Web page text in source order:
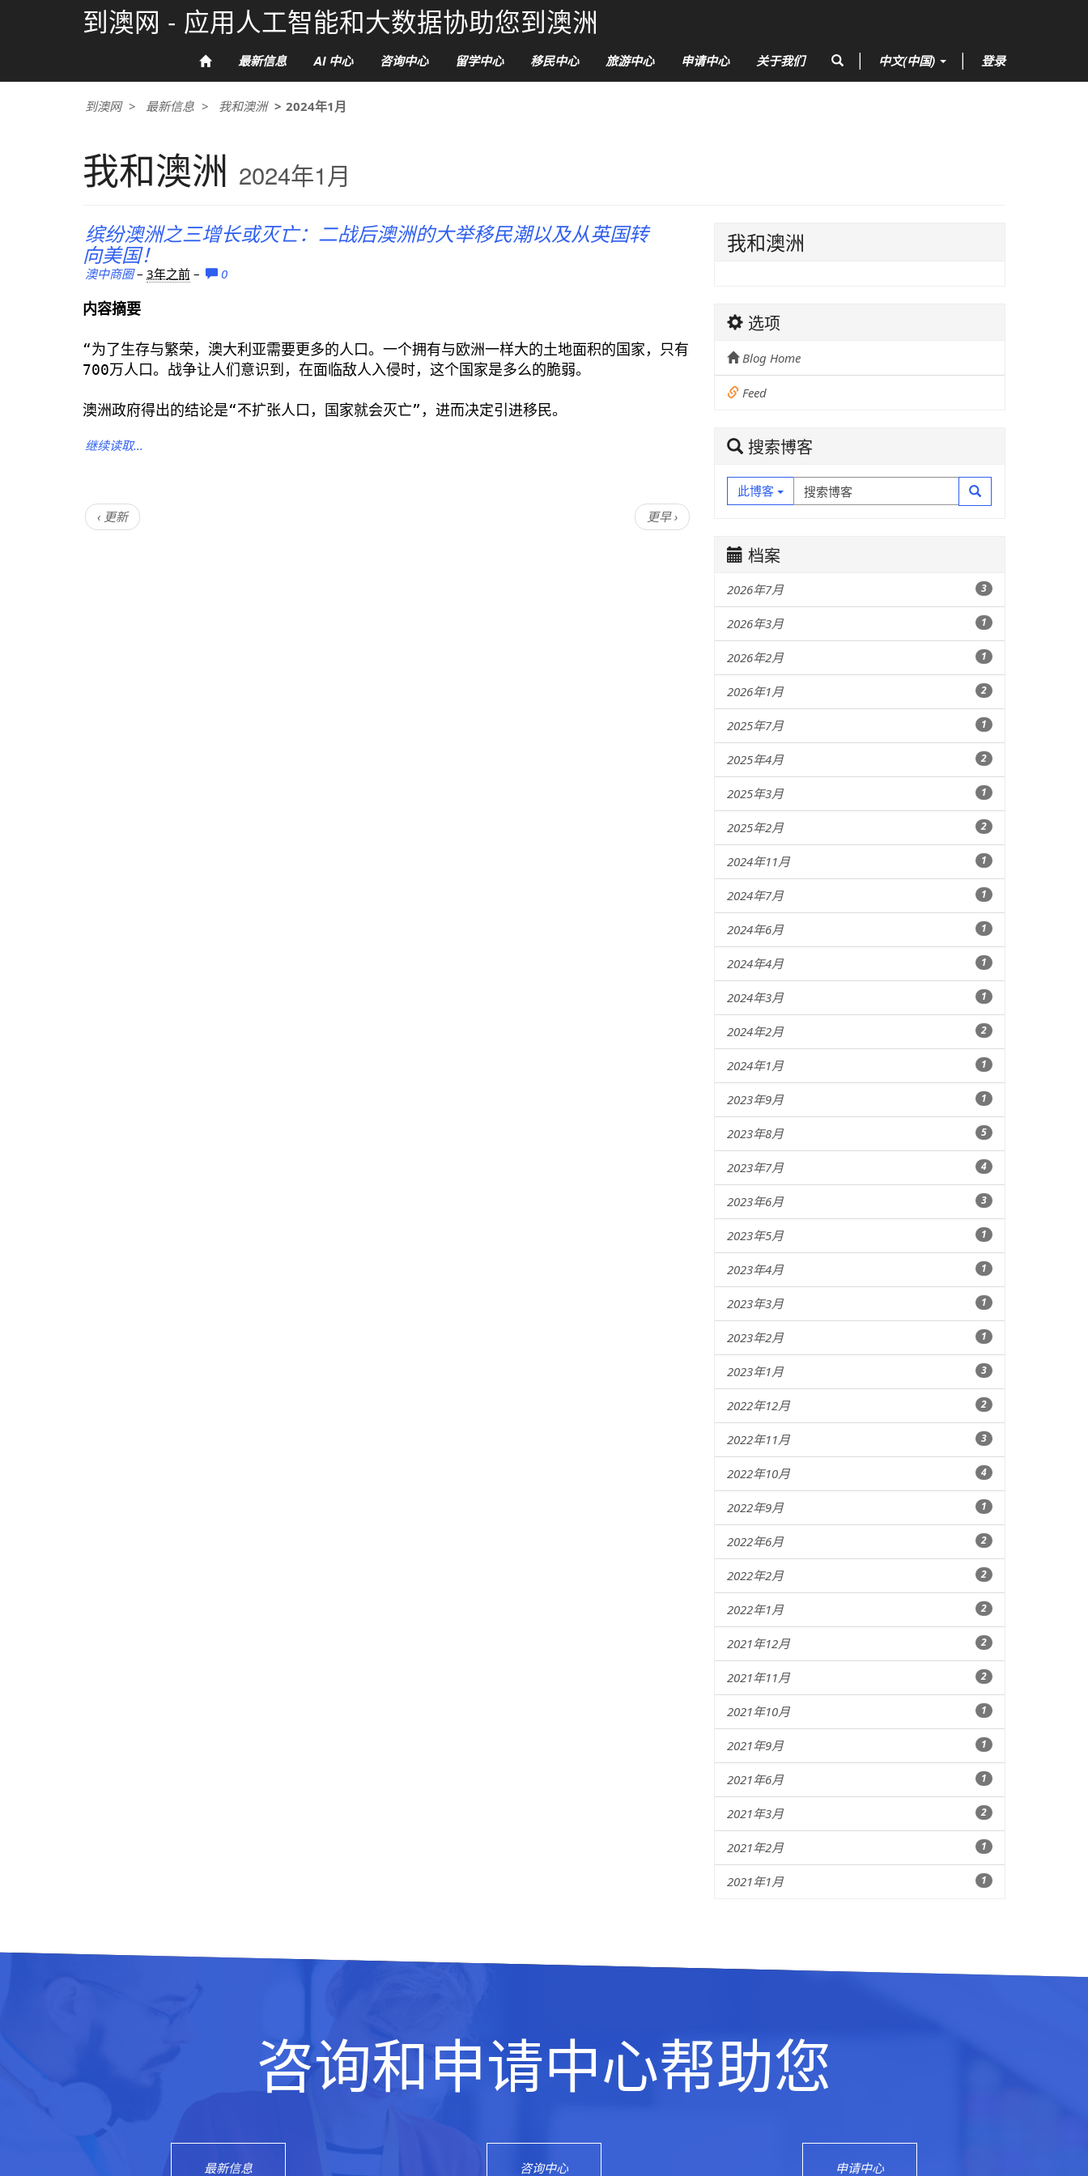
到澳网 - 应用人工智能和大数据协助您到澳洲
最新信息 AI 中心 咨询中心 留学中心 移民中心 旅游中心 申请中心 关于我们 中文(中国) 登录
到澳网 最新信息 我和澳洲 2024年1月
我和澳洲 2024年1月
缤纷澳洲之三增长或灭亡：二战后澳洲的大举移民潮以及从英国转
向美国！
澳中商圈– 3年之前 – 0
内容摘要
“为了生存与繁荣，澳大利亚需要更多的人口。一个拥有与欧洲一样大的土地面积的国家，只有
700万人口。战争让人们意识到，在面临敌人入侵时，这个国家是多么的脆弱。
澳洲政府得出的结论是“不扩张人口，国家就会灭亡”，进而决定引进移民。
继续读取...
‹ 更新 更早 ›
我和澳洲
选项
Blog Home
Feed
搜索博客
此博客
档案
2026年7月 3
2026年3月 1
2026年2月 1
2026年1月 2
2025年7月 1
2025年4月 2
2025年3月 1
2025年2月 2
2024年11月 1
2024年7月 1
2024年6月 1
2024年4月 1
2024年3月 1
2024年2月 2
2024年1月 1
2023年9月 1
2023年8月 5
2023年7月 4
2023年6月 3
2023年5月 1
2023年4月 1
2023年3月 1
2023年2月 1
2023年1月 3
2022年12月 2
2022年11月 3
2022年10月 4
2022年9月 1
2022年6月 2
2022年2月 2
2022年1月 2
2021年12月 2
2021年11月 2
2021年10月 1
2021年9月 1
2021年6月 1
2021年3月 2
2021年2月 1
2021年1月 1
咨询和申请中心帮助您
最新信息 咨询中心 申请中心